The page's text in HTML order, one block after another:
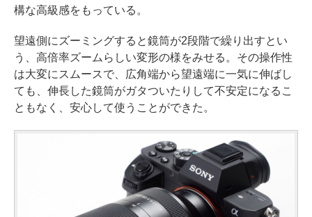
構な高級感をもっている。
望遠側にズーミングすると鏡筒が2段階で繰り出すとい
う、高倍率ズームらしい変形の様をみせる。その操作性
は大変にスムースで、広角端から望遠端に一気に伸ばし
ても、伸長した鏡筒がガタついたりして不安定になるこ
ともなく、安心して使うことができた。